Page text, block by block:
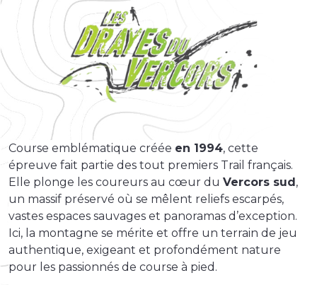
Course emblématique créée en 1994, cette
épreuve fait partie des tout premiers Trail français.
Elle plonge les coureurs au cœur du Vercors sud ,
un massif préservé où se mêlent reliefs escarpés,
vastes espaces sauvages et panoramas d’exception.
Ici, la montagne se mérite et offre un terrain de jeu
authentique, exigeant et profondément nature
pour les passionnés de course à pied.